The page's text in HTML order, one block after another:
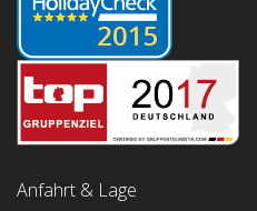
Anfahrt & Lage